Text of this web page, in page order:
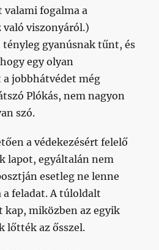
valami fogalma a
viszonyáról.)
gyanúsnak tűnt, és
egy olyan
jobbhátvédet még
Plókás, nem nagyon
szó.
a védekezésért felelő
lapot, egyáltalán nem
esetleg ne lenne
feladat. A túloldalt
kap, miközben az egyik
lőtték az ősszel.